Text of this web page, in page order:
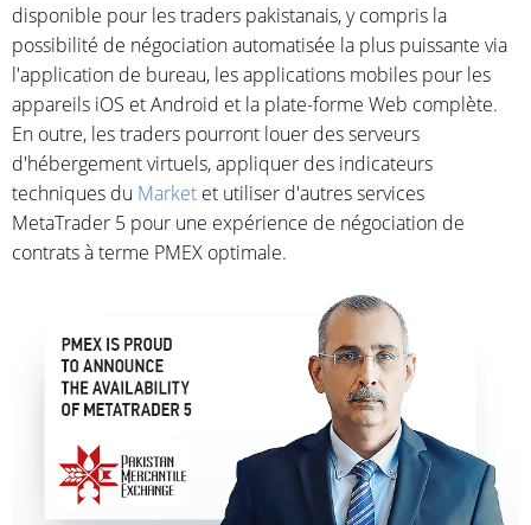
disponible pour les traders pakistanais, y compris la
possibilité de négociation automatisée la plus puissante via
l'application de bureau, les applications mobiles pour les
appareils iOS et Android et la plate-forme Web complète.
En outre, les traders pourront louer des serveurs
d'hébergement virtuels, appliquer des indicateurs
techniques du Market et utiliser d'autres services
MetaTrader 5 pour une expérience de négociation de
contrats à terme PMEX optimale.